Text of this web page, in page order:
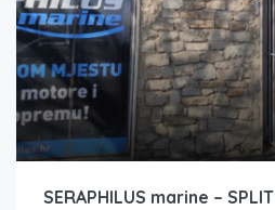
SERAPHILUS marine – SPLIT